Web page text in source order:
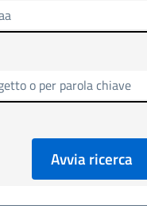
Avvia ricerca